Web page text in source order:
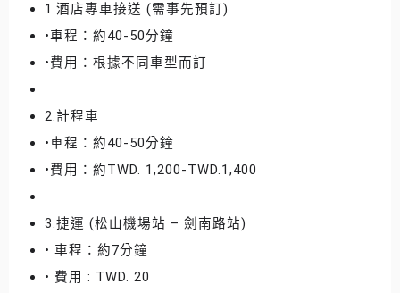
1.酒店專車接送 (需事先預訂)
•車程：約40-50分鐘
•費用：根據不同車型而訂
2.計程車
•車程：約40-50分鐘
•費用：約TWD. 1,200-TWD.1,400
3.捷運 (松山機場站 – 劍南路站)
• 車程：約7分鐘
• 費用 : TWD. 20